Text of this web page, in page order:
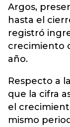
Argos,
hasta el
registró
crecimiento
año.
Respecto a
que la cifra
el
mismo